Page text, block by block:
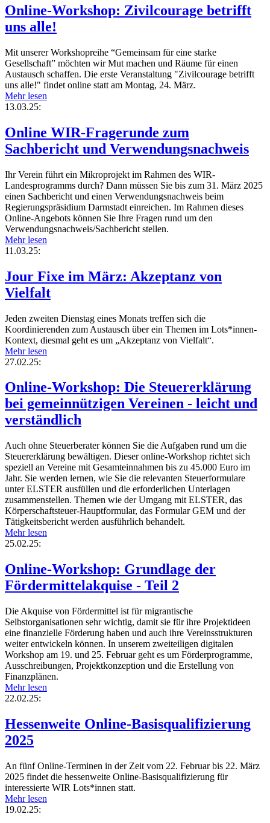
Online-Workshop: Zivilcourage betrifft
uns alle!
Mit unserer Workshopreihe “Gemeinsam für eine starke
Gesellschaft” möchten wir Mut machen und Räume für einen
Austausch schaffen. Die erste Veranstaltung "Zivilcourage betrifft
uns alle!" findet online statt am Montag, 24. März.
Mehr lesen
13.03.25:
Online WIR-Fragerunde zum
Sachbericht und Verwendungsnachweis
Ihr Verein führt ein Mikroprojekt im Rahmen des WIR-
Landesprogramms durch? Dann müssen Sie bis zum 31. März 2025
einen Sachbericht und einen Verwendungsnachweis beim
Regierungspräsidium Darmstadt einreichen. Im Rahmen dieses
Online-Angebots können Sie Ihre Fragen rund um den
Verwendungsnachweis/Sachbericht stellen.
Mehr lesen
11.03.25:
Jour Fixe im März: Akzeptanz von
Vielfalt
Jeden zweiten Dienstag eines Monats treffen sich die
Koordinierenden zum Austausch über ein Themen im Lots*innen-
Kontext, diesmal geht es um „Akzeptanz von Vielfalt“.
Mehr lesen
27.02.25:
Online-Workshop: Die Steuererklärung
bei gemeinnützigen Vereinen - leicht und
verständlich
Auch ohne Steuerberater können Sie die Aufgaben rund um die
Steuererklärung bewältigen. Dieser online-Workshop richtet sich
speziell an Vereine mit Gesamteinnahmen bis zu 45.000 Euro im
Jahr. Sie werden lernen, wie Sie die relevanten Steuerformulare
unter ELSTER ausfüllen und die erforderlichen Unterlagen
zusammenstellen. Themen wie der Umgang mit ELSTER, das
Körperschaftsteuer-Hauptformular, das Formular GEM und der
Tätigkeitsbericht werden ausführlich behandelt.
Mehr lesen
25.02.25:
Online-Workshop: Grundlage der
Fördermittelakquise - Teil 2
Die Akquise von Fördermittel ist für migrantische
Selbstorganisationen sehr wichtig, damit sie für ihre Projektideen
eine finanzielle Förderung haben und auch ihre Vereinsstrukturen
weiter entwickeln können. In unserem zweiteiligen digitalen
Workshop am 19. und 25. Februar geht es um Förderprogramme,
Ausschreibungen, Projektkonzeption und die Erstellung von
Finanzplänen.
Mehr lesen
22.02.25:
Hessenweite Online-Basisqualifizierung
2025
An fünf Online-Terminen in der Zeit vom 22. Februar bis 22. März
2025 findet die hessenweite Online-Basisqualifizierung für
interessierte WIR Lots*innen statt.
Mehr lesen
19.02.25: